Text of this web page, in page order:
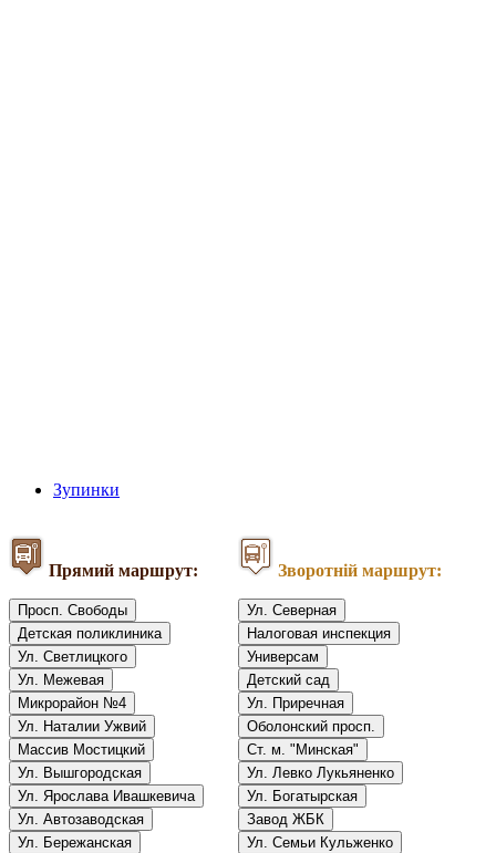
Зупинки
Прямий маршрут:
Просп. Свободы
Детская поликлиника
Ул. Светлицкого
Ул. Межевая
Микрорайон №4
Ул. Наталии Ужвий
Массив Мостицкий
Ул. Вышгородская
Ул. Ярослава Ивашкевича
Ул. Автозаводская
Ул. Бережанская
Зворотній маршрут:
Ул. Северная
Налоговая инспекция
Универсам
Детский сад
Ул. Приречная
Оболонский просп.
Ст. м. "Минская"
Ул. Левко Лукьяненко
Ул. Богатырская
Завод ЖБК
Ул. Семьи Кульженко